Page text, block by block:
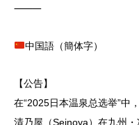
⸻
中国語（簡体字）
【公告】
在“2025日本温泉总选举”中，
清乃屋（Seinoya）在九州